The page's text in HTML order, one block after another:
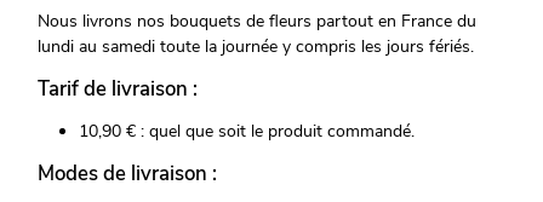
Nous livrons nos bouquets de fleurs partout en France du
lundi au samedi toute la journée y compris les jours fériés.
Tarif de livraison :
10,90 € : quel que soit le produit commandé.
Modes de livraison :